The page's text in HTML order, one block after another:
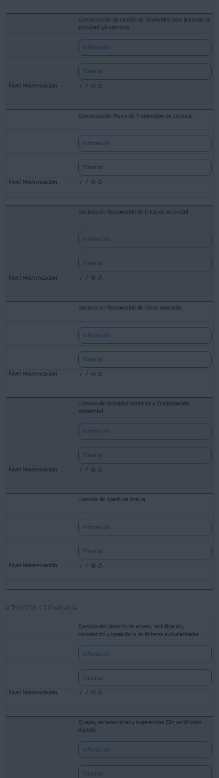
Comunicación de cambio de titularidad para licencias de
actividad y/o apertura
Información
Tramitar
Comunicación Previa de Transmisión de Licencia
Información
Tramitar
Declaración Responsable de Inicio de Actividad
Información
Tramitar
Declaración Responsable de Obras Asociadas
Información
Tramitar
Licencia de Actividad sometida a Comprobación
Ambiental
Información
Tramitar
Licencia de Apertura Inocua
Información
Tramitar
ATENCIÓN CIUDADANA
Ejercicio del derecho de acceso, rectificación,
cancelación y oposición a los ficheros automatizados
Información
Tramitar
Quejas, reclamaciones y sugerencias (Sin certificado
digital)
Información
Tramitar